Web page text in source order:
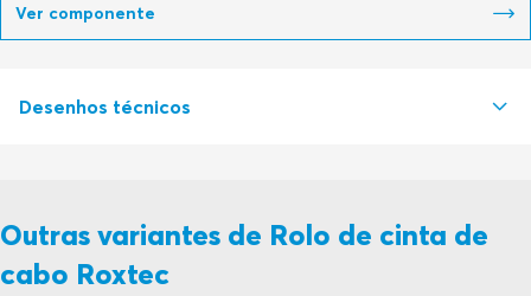
Ver componente
Desenhos técnicos
Outras variantes de Rolo de cinta de
cabo Roxtec